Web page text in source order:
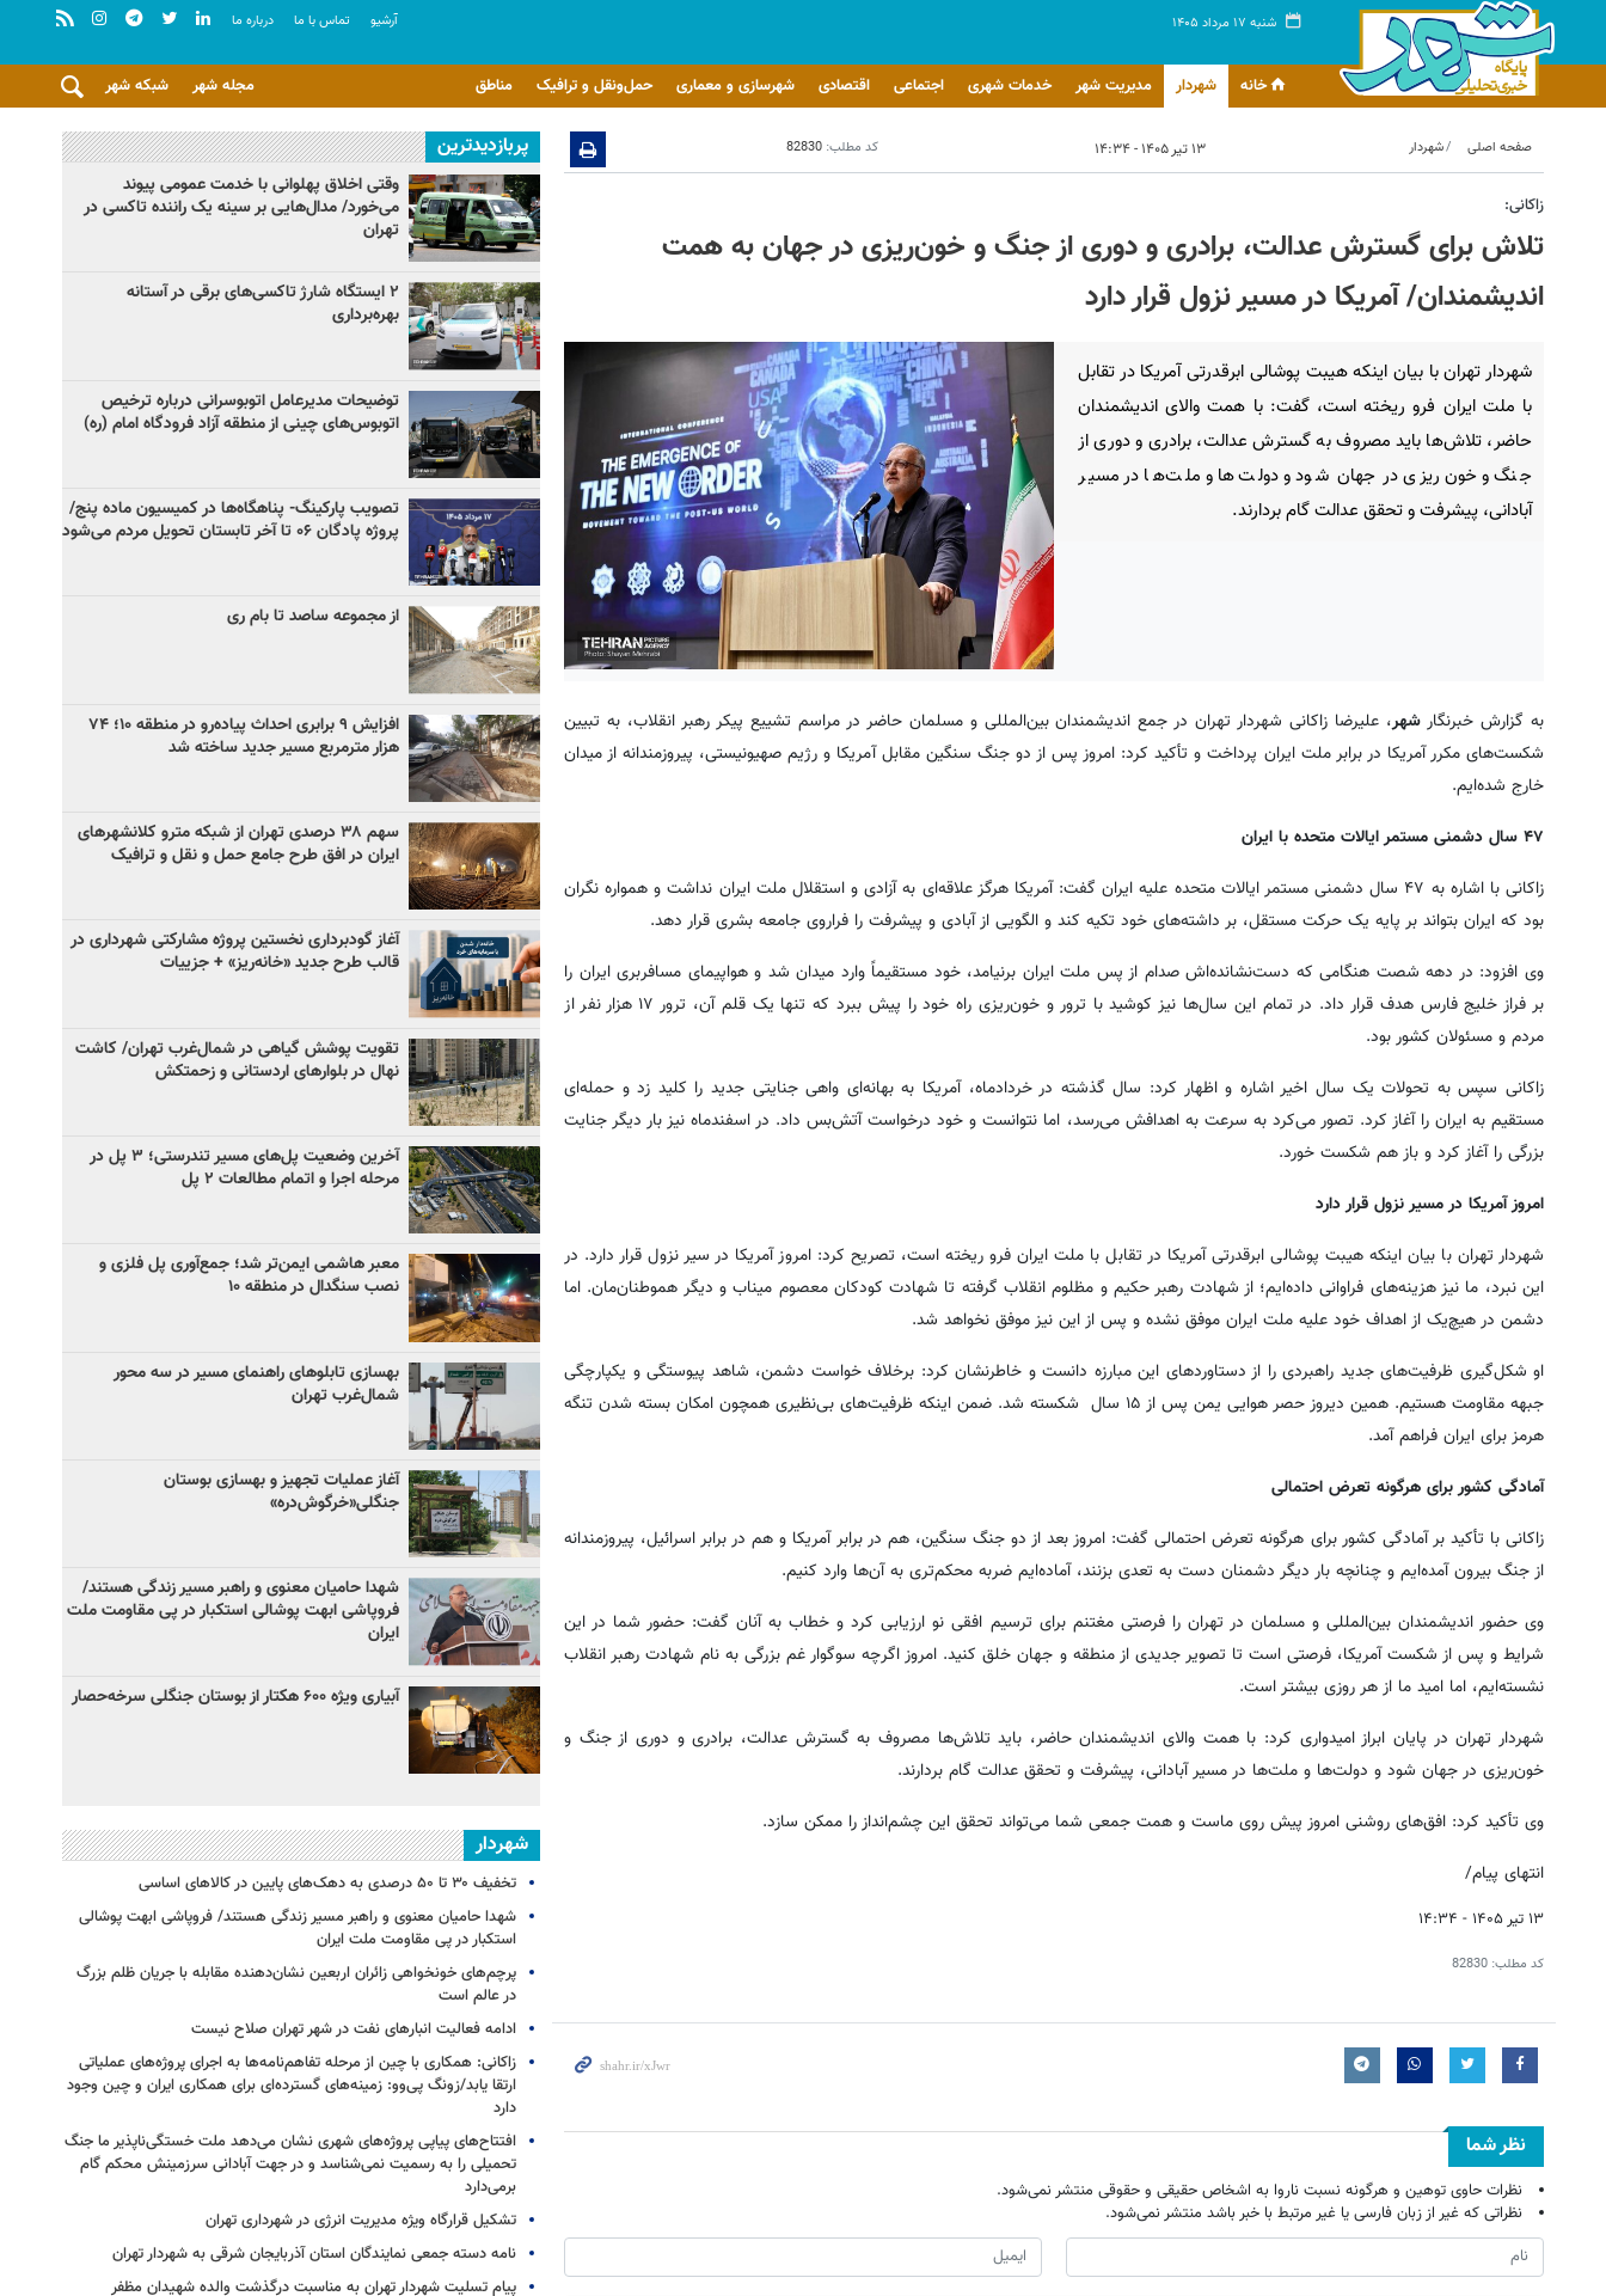
شنبه ۱۷ مرداد ۱۴۰۵ آرشيو تماس با ما درباره ما
خانه شهردار مدیریت شهر خدمات شهری اجتماعی اقتصادی شهرسازی و معماری حمل‌ونقل و ترافیک مناطق شبکه شهر مجله شهر
صفحه اصلی شهردار ۱۳ تیر ۱۴۰۵ - ۱۴:۳۴ کد مطلب: 82830
زاکانی:
تلاش‌ برای گسترش عدالت، برادری و دوری از جنگ و خون‌ریزی در جهان به همت
اندیشمندان/ آمریکا در مسیر نزول قرار دارد
شهردار تهران با بیان اینکه هیبت پوشالی ابرقدرتی آمریکا در تقابل
با ملت ایران فرو ریخته است، گفت: با همت والای اندیشمندان
حاضر، تلاش‌ها باید مصروف به گسترش عدالت، برادری و دوری از
جنگ و خون‌ریزی در جهان شود و دولت‌ها و ملت‌ها در مسیر
آبادانی، پیشرفت و تحقق عدالت گام بردارند.
به گزارش خبرنگار شهر، علیرضا زاکانی شهردار تهران در جمع اندیشمندان بین‌المللی و مسلمان حاضر در مراسم تشییع پیکر رهبر انقلاب، به تبیین
شکست‌های مکرر آمریکا در برابر ملت ایران پرداخت و تأکید کرد: امروز پس از دو جنگ سنگین مقابل آمریکا و رژیم صهیونیستی، پیروزمندانه از میدان
خارج شده‌ایم.
۴۷ سال دشمنی مستمر ایالات متحده با ایران
زاکانی با اشاره به ۴۷ سال دشمنی مستمر ایالات متحده علیه ایران گفت: آمریکا هرگز علاقه‌ای به آزادی و استقلال ملت ایران نداشت و همواره نگران
بود که ایران بتواند بر پایه یک حرکت مستقل، بر داشته‌های خود تکیه کند و الگویی از آبادی و پیشرفت را فراروی جامعه بشری قرار دهد.
وی افزود: در دهه شصت هنگامی که دست‌نشانده‌اش صدام از پس ملت ایران برنیامد، خود مستقیماً وارد میدان شد و هواپیمای مسافربری ایران را
بر فراز خلیج فارس هدف قرار داد. در تمام این سال‌ها نیز کوشید با ترور و خون‌ریزی راه خود را پیش ببرد که تنها یک قلم آن، ترور ۱۷ هزار نفر از
مردم و مسئولان کشور بود.
زاکانی سپس به تحولات یک سال اخیر اشاره و اظهار کرد: سال گذشته در خردادماه، آمریکا به بهانه‌ای واهی جنایتی جدید را کلید زد و حمله‌ای
مستقیم به ایران را آغاز کرد. تصور می‌کرد به سرعت به اهدافش می‌رسد، اما نتوانست و خود درخواست آتش‌بس داد. در اسفندماه نیز بار دیگر جنایت
بزرگی را آغاز کرد و باز هم شکست خورد.
امروز آمریکا در مسیر نزول قرار دارد
شهردار تهران با بیان اینکه هیبت پوشالی ابرقدرتی آمریکا در تقابل با ملت ایران فرو ریخته است، تصریح کرد: امروز آمریکا در سیر نزول قرار دارد. در
این نبرد، ما نیز هزینه‌های فراوانی داده‌ایم؛ از شهادت رهبر حکیم و مظلوم انقلاب گرفته تا شهادت کودکان معصوم میناب و دیگر هموطنان‌مان. اما
دشمن در هیچ‌یک از اهداف خود علیه ملت ایران موفق نشده و پس از این نیز موفق نخواهد شد.
او شکل‌گیری ظرفیت‌های جدید راهبردی را از دستاوردهای این مبارزه دانست و خاطرنشان کرد: برخلاف خواست دشمن، شاهد پیوستگی و یکپارچگی
جبهه مقاومت هستیم. همین دیروز حصر هوایی یمن پس از ۱۵ سال شکسته شد. ضمن اینکه ظرفیت‌های بی‌نظیری همچون امکان بسته شدن تنگه
هرمز برای ایران فراهم آمد.
آمادگی کشور برای هرگونه تعرض احتمالی
زاکانی با تأکید بر آمادگی کشور برای هرگونه تعرض احتمالی گفت: امروز بعد از دو جنگ سنگین، هم در برابر آمریکا و هم در برابر اسرائیل، پیروزمندانه
از جنگ بیرون آمده‌ایم و چنانچه بار دیگر دشمنان دست به تعدی بزنند، آماده‌ایم ضربه محکم‌تری به آن‌ها وارد کنیم.
وی حضور اندیشمندان بین‌المللی و مسلمان در تهران را فرصتی مغتنم برای ترسیم افقی نو ارزیابی کرد و خطاب به آنان گفت: حضور شما در این
شرایط و پس از شکست آمریکا، فرصتی است تا تصویر جدیدی از منطقه و جهان خلق کنید. امروز اگرچه سوگوار غم بزرگی به نام شهادت رهبر انقلاب
نشسته‌ایم، اما امید ما از هر روزی بیشتر است.
شهردار تهران در پایان ابراز امیدواری کرد: با همت والای اندیشمندان حاضر، باید تلاش‌ها مصروف به گسترش عدالت، برادری و دوری از جنگ و
خون‌ریزی در جهان شود و دولت‌ها و ملت‌ها در مسیر آبادانی، پیشرفت و تحقق عدالت گام بردارند.
وی تأکید کرد: افق‌های روشنی امروز پیش روی ماست و همت جمعی شما می‌تواند تحقق این چشم‌انداز را ممکن سازد.
انتهای پیام/
۱۳ تیر ۱۴۰۵ - ۱۴:۳۴
کد مطلب: 82830
نظر شما
نظرات حاوی توهین و هرگونه نسبت ناروا به اشخاص حقیقی و حقوقی منتشر نمی‌شود.
نظراتی که غیر از زبان فارسی یا غیر مرتبط با خبر باشد منتشر نمی‌شود.
پربازدیدترین
وقتی اخلاق پهلوانی با خدمت عمومی پیوند
می‌خورد/ مدال‌هایی بر سینه یک راننده تاکسی در
تهران
۲ ایستگاه شارژ تاکسی‌های برقی در آستانه
بهره‌برداری
توضیحات مدیرعامل اتوبوسرانی درباره ترخیص
اتوبوس‌های چینی از منطقه آزاد فرودگاه امام (ره)
تصویب پارکینگ- پناهگاه‌ها در کمیسیون ماده پنج/
پروژه پادگان ۰۶ تا آخر تابستان تحویل مردم می‌شود
از مجموعه ساصد تا بام ری
افزایش ۹ برابری احداث پیاده‌رو در منطقه ۱۰؛ ۷۴
هزار مترمربع مسیر جدید ساخته شد
سهم ۳۸ درصدی تهران از شبکه مترو کلانشهرهای
ایران در افق طرح جامع حمل و نقل و ترافیک
آغاز گودبرداری نخستین پروژه مشارکتی شهرداری در
قالب طرح جدید «خانه‌ریز» + جزییات
تقویت پوشش گیاهی در شمال‌غرب تهران/ کاشت
نهال در بلوارهای اردستانی و زحمتکش
آخرین وضعیت پل‌های مسیر تندرستی؛ ۳ پل در
مرحله اجرا و اتمام مطالعات ۲ پل
معبر هاشمی ایمن‌تر شد؛ جمع‌آوری پل فلزی و
نصب سنگدال در منطقه ۱۰
بهسازی تابلوهای راهنمای مسیر در سه محور
شمال‌غرب تهران
آغاز عملیات تجهیز و بهسازی بوستان
جنگلی«خرگوش‌دره»
شهدا حامیان معنوی و راهبر مسیر زندگی هستند/
فروپاشی ابهت پوشالی استکبار در پی مقاومت ملت
ایران
آبیاری ویژه ۶۰۰ هکتار از بوستان جنگلی سرخه‌حصار
شهردار
تخفیف ۳۰ تا ۵۰ درصدی به دهک‌های پایین در کالاهای اساسی
شهدا حامیان معنوی و راهبر مسیر زندگی هستند/ فروپاشی ابهت پوشالی
استکبار در پی مقاومت ملت ایران
پرچم‌های خونخواهی زائران اربعین نشان‌دهنده مقابله با جریان ظلم بزرگ
در عالم است
ادامه فعالیت انبارهای نفت در شهر تهران صلاح نیست
زاکانی: همکاری با چین از مرحله تفاهم‌نامه‌ها به اجرای پروژه‌های عملیاتی
ارتقا یابد/زونگ پی‌وو: زمینه‌های گسترده‌ای برای همکاری ایران و چین وجود
دارد
افتتاح‌های پیاپی پروژه‌های شهری نشان می‌دهد ملت خستگی‌ناپذیر ما جنگ
تحمیلی را به رسمیت نمی‌شناسد و در جهت آبادانی سرزمینش محکم گام
برمی‌دارد
تشکیل قرارگاه ویژه مدیریت انرژی در شهرداری تهران
نامه دسته جمعی نمایندگان استان آذربایجان شرقی به شهردار تهران
پیام تسلیت شهردار تهران به مناسبت درگذشت والده شهیدان مظفر